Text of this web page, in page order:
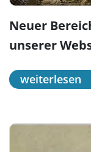
Neuer
unserer
weiterlesen